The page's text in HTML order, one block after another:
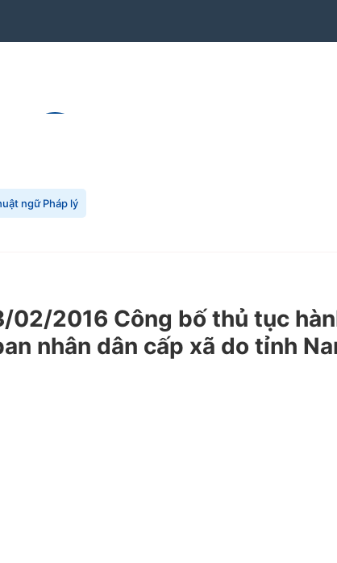
ngữ Pháp lý
02/2016 Công bố thủ tục
nhân dân cấp xã do tỉnh